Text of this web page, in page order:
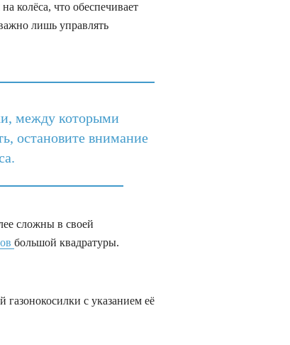
колёса, что обеспечивает
лишь управлять
между которыми
остановите внимание
сложны в своей
большой квадратуры.
с указанием её